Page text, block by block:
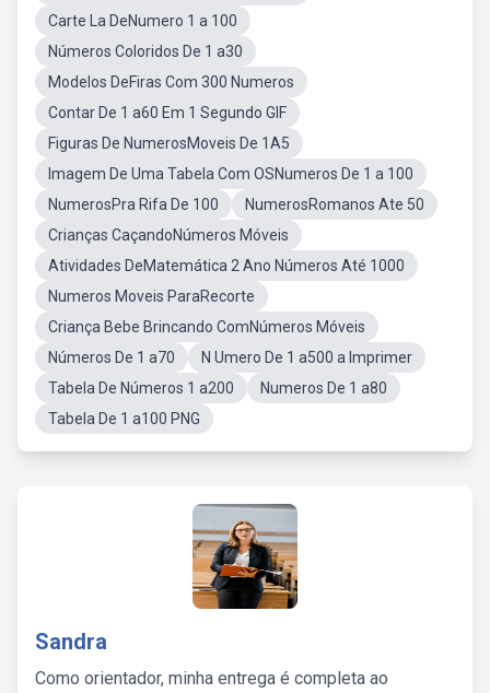
Carte La DeNumero 1 a 100
Números Coloridos De 1 a30
Modelos DeFiras Com 300 Numeros
Contar De 1 a60 Em 1 Segundo GIF
Figuras De NumerosMoveis De 1A5
Imagem De Uma Tabela Com OSNumeros De 1 a 100
NumerosPra Rifa De 100
NumerosRomanos Ate 50
Crianças CaçandoNúmeros Móveis
Atividades DeMatemática 2 Ano Números Até 1000
Numeros Moveis ParaRecorte
Criança Bebe Brincando ComNúmeros Móveis
Números De 1 a70
N Umero De 1 a500 a Imprimer
Tabela De Números 1 a200
Numeros De 1 a80
Tabela De 1 a100 PNG
Sandra
Como orientador, minha entrega é completa ao